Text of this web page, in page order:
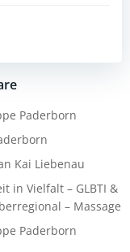
Paderborn
Kai Liebenau
in Vielfalt – GLBTI &
– Massage
Paderborn